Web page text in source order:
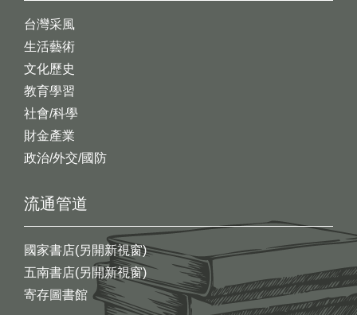
台灣采風
生活藝術
文化歷史
教育學習
社會/科學
財金產業
政治/外交/國防
流通管道
國家書店(另開新視窗)
五南書店(另開新視窗)
寄存圖書館